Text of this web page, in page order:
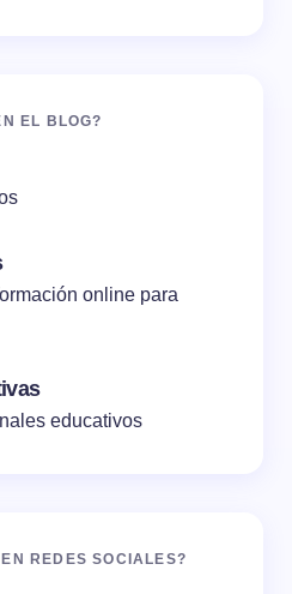
EL BLOG?
online para
educativos
REDES SOCIALES?